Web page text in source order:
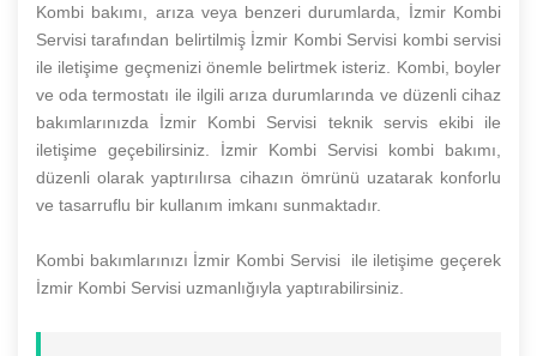
Kombi bakımı, arıza veya benzeri durumlarda, İzmir Kombi
Servisi tarafından belirtilmiş İzmir Kombi Servisi kombi servisi
ile iletişime geçmenizi önemle belirtmek isteriz. Kombi, boyler
ve oda termostatı ile ilgili arıza durumlarında ve düzenli cihaz
bakımlarınızda İzmir Kombi Servisi teknik servis ekibi ile
iletişime geçebilirsiniz. İzmir Kombi Servisi kombi bakımı,
düzenli olarak yaptırılırsa cihazın ömrünü uzatarak konforlu
ve tasarruflu bir kullanım imkanı sunmaktadır.
Kombi bakımlarınızı İzmir Kombi Servisi ile iletişime geçerek
İzmir Kombi Servisi uzmanlığıyla yaptırabilirsiniz.